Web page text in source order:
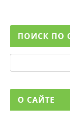
ПОИСК ПО
О САЙТЕ